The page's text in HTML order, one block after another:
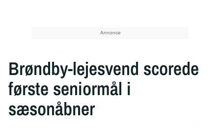
Brøndby-lejesvend scorede
første seniormål i
sæsonåbner